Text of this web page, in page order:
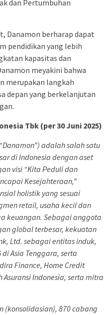
dan Pertumbuhan
Danamon berharap dapat
pendidikan yang lebih
kapasitas dan
meyakini bahwa
merupakan langkah
depan yang berkelanjutan
Tbk (per 30 Juni 2025)
adalah salah satu
di Indonesia dengan aset
visi “Kita Peduli dan
Kesejahteraan,”
holistik yang sesuai
retail, usaha kecil dan
keuangan. Sebagai anggota
global terbesar, kekuatan
Ltd. sebagai entitas induk,
Asia Tenggara, serta
Finance, Home Credit
Indonesia, serta mitra
(konsolidasian), 870 cabang